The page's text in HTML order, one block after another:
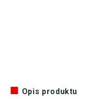
Opis produktu